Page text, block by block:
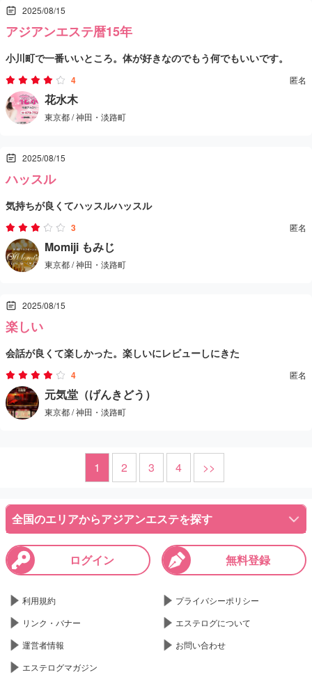
2025/08/15
アジアンエステ暦15年
小川町で一番いいところ。体が好きなのでもう何でもいいです。
4 匿名
花水木
東京都 / 神田・淡路町
2025/08/15
ハッスル
気持ちが良くてハッスルハッスル
3 匿名
Momiji もみじ
東京都 / 神田・淡路町
2025/08/15
楽しい
会話が良くて楽しかった。楽しいにレビューしにきた
4 匿名
元気堂（げんきどう）
東京都 / 神田・淡路町
1 2 3 4 >>
全国のエリアからアジアンエステを探す
ログイン 無料登録
利用規約
プライバシーポリシー
リンク・バナー
エステログについて
運営者情報
お問い合わせ
エステログマガジン